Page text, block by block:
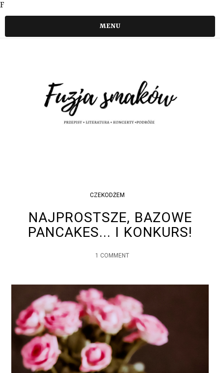
F
MENU
CZEKODŻEM
NAJPROSTSZE, BAZOWE
PANCAKES... I KONKURS!
1 COMMENT